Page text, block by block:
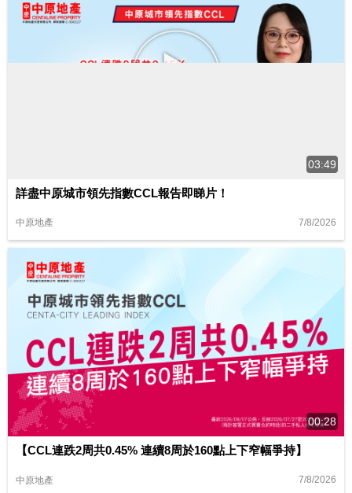
03:49
詳盡中原城市領先指數CCL報告即睇片！
中原地產 7/8/2026
00:28
【CCL連跌2周共0.45% 連續8周於160點上下窄幅爭持】
中原地產 7/8/2026